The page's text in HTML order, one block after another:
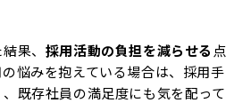
果、 採用活動の負担を減らせる 点
悩みを抱えている場合は、採用手
既存社員の満足度にも気を配って